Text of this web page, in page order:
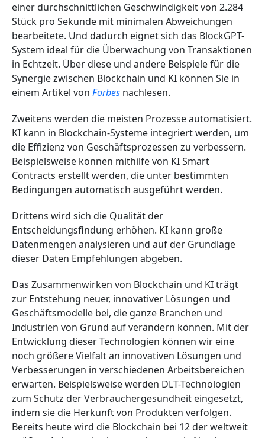
einer durchschnittlichen Geschwindigkeit von 2.284
Stück pro Sekunde mit minimalen Abweichungen
bearbeitete. Und dadurch eignet sich das BlockGPT-
System ideal für die Überwachung von Transaktionen
in Echtzeit. Über diese und andere Beispiele für die
Synergie zwischen Blockchain und KI können Sie in
einem Artikel von Forbes nachlesen.
Zweitens werden die meisten Prozesse automatisiert.
KI kann in Blockchain-Systeme integriert werden, um
die Effizienz von Geschäftsprozessen zu verbessern.
Beispielsweise können mithilfe von KI Smart
Contracts erstellt werden, die unter bestimmten
Bedingungen automatisch ausgeführt werden.
Drittens wird sich die Qualität der
Entscheidungsfindung erhöhen. KI kann große
Datenmengen analysieren und auf der Grundlage
dieser Daten Empfehlungen abgeben.
Das Zusammenwirken von Blockchain und KI trägt
zur Entstehung neuer, innovativer Lösungen und
Geschäftsmodelle bei, die ganze Branchen und
Industrien von Grund auf verändern können. Mit der
Entwicklung dieser Technologien können wir eine
noch größere Vielfalt an innovativen Lösungen und
Verbesserungen in verschiedenen Arbeitsbereichen
erwarten. Beispielsweise werden DLT-Technologien
zum Schutz der Verbrauchergesundheit eingesetzt,
indem sie die Herkunft von Produkten verfolgen.
Bereits heute wird die Blockchain bei 12 der weltweit